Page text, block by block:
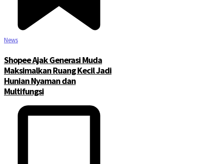
News
Shopee Ajak Generasi Muda
Maksimalkan Ruang Kecil Jadi
Hunian Nyaman dan
Multifungsi